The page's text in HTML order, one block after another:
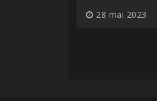
28 mai 2023